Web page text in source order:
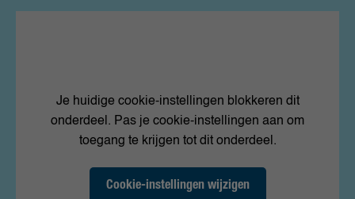
Je huidige cookie-instellingen blokkeren dit
onderdeel. Pas je cookie-instellingen aan om
toegang te krijgen tot dit onderdeel.
Cookie-instellingen wijzigen